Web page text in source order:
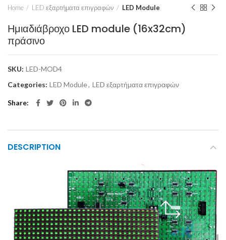
Home LED εξαρτήματα επιγραφών LED Module
Ημιαδιάβροχο LED module (16x32cm)
πράσινο
SKU: LED-MOD4
Categories: LED Module, LED εξαρτήματα επιγραφών
Share
DESCRIPTION